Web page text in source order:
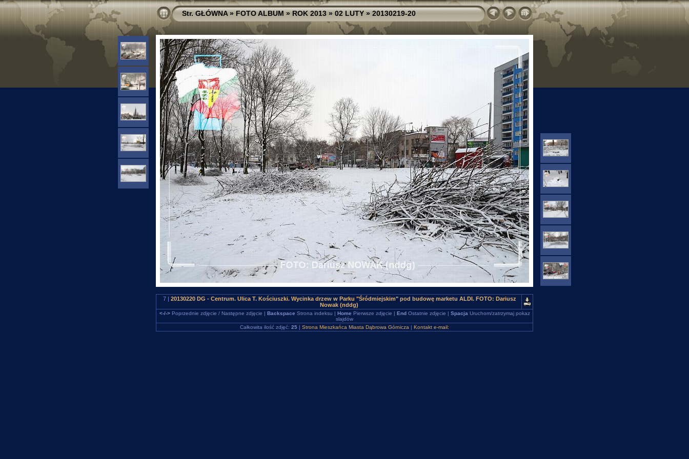
Str. GŁÓWNA»FOTO ALBUM»ROK 2013»02 LUTY»20130219-20
7 | 20130220 DG - Centrum. Ulica T. Kościuszki. Wycinka drzew w Parku "Śródmiejskim" pod budowę marketu ALDI. FOTO: Dariusz
Nowak (nddg)
<-/->Poprzednie zdjęcie / Następne zdjęcie | Backspace Strona indeksu | Home Pierwsze zdjęcie | EndOstatnie zdjęcie | Spacja Uruchom/zatrzymaj pokaz
slajdów
Całkowita ilość zdjęć: 25 | Strona Mieszkańca Miasta Dąbrowa Górnicza | Kontakt e-mail: